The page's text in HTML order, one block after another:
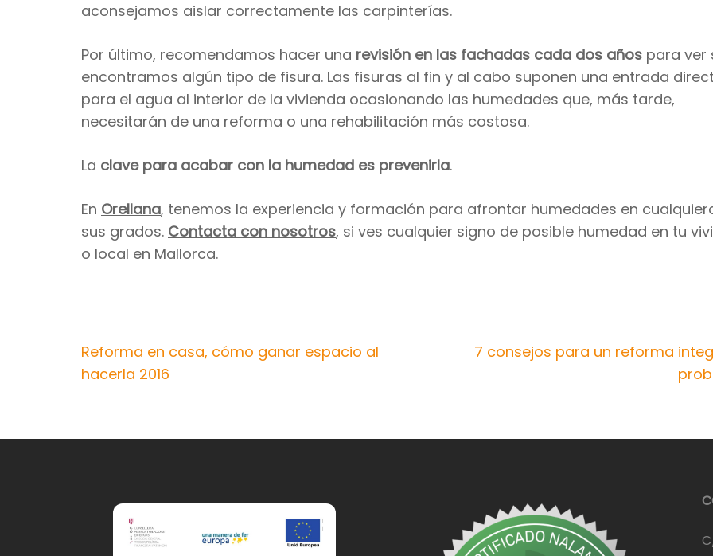
aconsejamos aislar correctamente las carpinterías.
Por último, recomendamos hacer una revisión en las fachadas cada dos años para ver
encontramos algún tipo de fisura. Las fisuras al fin y al cabo suponen una entrada
para el agua al interior de la vivienda ocasionando las humedades que, más tarde,
necesitarán de una reforma o una rehabilitación más costosa.
La clave para acabar con la humedad es prevenirla.
En Orellana, tenemos la experiencia y formación para afrontar humedades en
sus grados. Contacta con nosotros, si ves cualquier signo de posible humedad en tu
o local en Mallorca.
Navegación
de
Reforma en casa, cómo ganar espacio al
hacerla 2016
7 consejos para un reforma